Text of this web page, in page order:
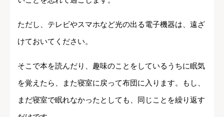
ただし、テレビやスマホなど光の出る電子機器は、遠ざ
けておいてください。
そこで本を読んだり、趣味のことをしているうちに眠気
を覚えたら、また寝室に戻って布団に入ります。もし、
まだ寝室で眠れなかったとしても、同じことを繰り返す